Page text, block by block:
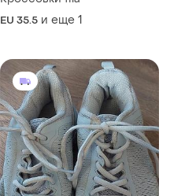
EU 35.5 и еще 1